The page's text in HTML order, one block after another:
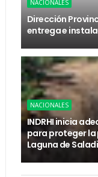
NACIONALES
Dirección
entrega e
NACIONALES
INDRHI inicia
para proteger la
Laguna de